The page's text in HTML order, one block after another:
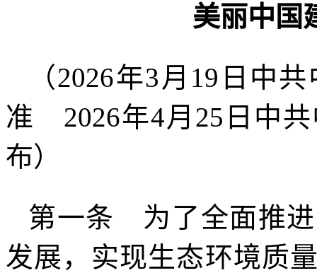
美丽中国
（2026年3月19日中
准 2026年4月25日中
布）
第一条 为了全面推进
发展，实现生态环境质